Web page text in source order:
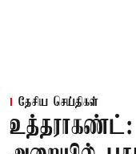
தேசிய செய்திகள்
உத்தராகண்ட்: